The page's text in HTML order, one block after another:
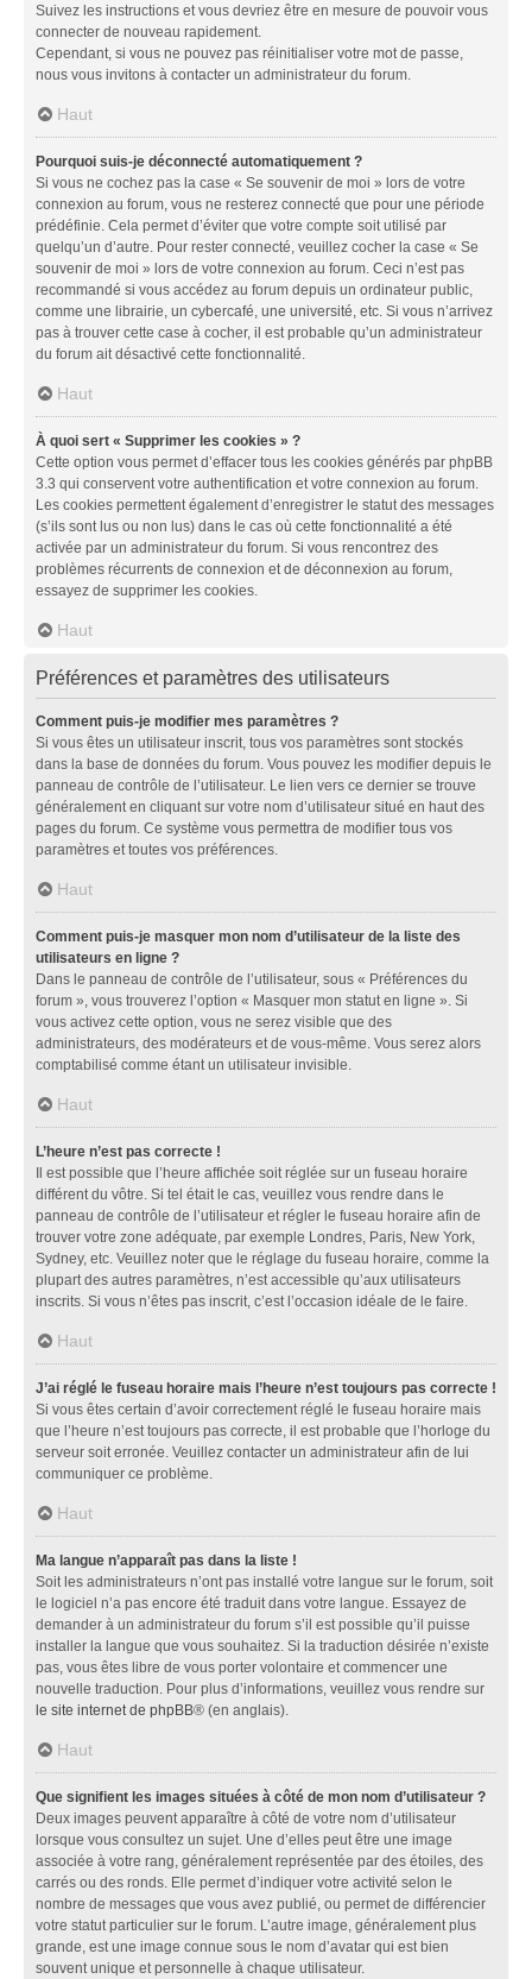
Suivez les instructions et vous devriez être en mesure de pouvoir vous
connecter de nouveau rapidement.
Cependant, si vous ne pouvez pas réinitialiser votre mot de passe,
nous vous invitons à contacter un administrateur du forum.
Haut
Pourquoi suis-je déconnecté automatiquement ?
Si vous ne cochez pas la case « Se souvenir de moi » lors de votre
connexion au forum, vous ne resterez connecté que pour une période
prédéfinie. Cela permet d’éviter que votre compte soit utilisé par
quelqu’un d’autre. Pour rester connecté, veuillez cocher la case « Se
souvenir de moi » lors de votre connexion au forum. Ceci n’est pas
recommandé si vous accédez au forum depuis un ordinateur public,
comme une librairie, un cybercafé, une université, etc. Si vous n’arrivez
pas à trouver cette case à cocher, il est probable qu’un administrateur
du forum ait désactivé cette fonctionnalité.
Haut
À quoi sert « Supprimer les cookies » ?
Cette option vous permet d’effacer tous les cookies générés par phpBB
3.3 qui conservent votre authentification et votre connexion au forum.
Les cookies permettent également d’enregistrer le statut des messages
(s’ils sont lus ou non lus) dans le cas où cette fonctionnalité a été
activée par un administrateur du forum. Si vous rencontrez des
problèmes récurrents de connexion et de déconnexion au forum,
essayez de supprimer les cookies.
Haut
Préférences et paramètres des utilisateurs
Comment puis-je modifier mes paramètres ?
Si vous êtes un utilisateur inscrit, tous vos paramètres sont stockés
dans la base de données du forum. Vous pouvez les modifier depuis le
panneau de contrôle de l’utilisateur. Le lien vers ce dernier se trouve
généralement en cliquant sur votre nom d’utilisateur situé en haut des
pages du forum. Ce système vous permettra de modifier tous vos
paramètres et toutes vos préférences.
Haut
Comment puis-je masquer mon nom d’utilisateur de la liste des
utilisateurs en ligne ?
Dans le panneau de contrôle de l’utilisateur, sous « Préférences du
forum », vous trouverez l’option « Masquer mon statut en ligne ». Si
vous activez cette option, vous ne serez visible que des
administrateurs, des modérateurs et de vous-même. Vous serez alors
comptabilisé comme étant un utilisateur invisible.
Haut
L’heure n’est pas correcte !
Il est possible que l’heure affichée soit réglée sur un fuseau horaire
différent du vôtre. Si tel était le cas, veuillez vous rendre dans le
panneau de contrôle de l’utilisateur et régler le fuseau horaire afin de
trouver votre zone adéquate, par exemple Londres, Paris, New York,
Sydney, etc. Veuillez noter que le réglage du fuseau horaire, comme la
plupart des autres paramètres, n’est accessible qu’aux utilisateurs
inscrits. Si vous n’êtes pas inscrit, c’est l’occasion idéale de le faire.
Haut
J’ai réglé le fuseau horaire mais l’heure n’est toujours pas correcte !
Si vous êtes certain d’avoir correctement réglé le fuseau horaire mais
que l’heure n’est toujours pas correcte, il est probable que l’horloge du
serveur soit erronée. Veuillez contacter un administrateur afin de lui
communiquer ce problème.
Haut
Ma langue n’apparaît pas dans la liste !
Soit les administrateurs n’ont pas installé votre langue sur le forum, soit
le logiciel n’a pas encore été traduit dans votre langue. Essayez de
demander à un administrateur du forum s’il est possible qu’il puisse
installer la langue que vous souhaitez. Si la traduction désirée n’existe
pas, vous êtes libre de vous porter volontaire et commencer une
nouvelle traduction. Pour plus d’informations, veuillez vous rendre sur
le site internet de phpBB® (en anglais).
Haut
Que signifient les images situées à côté de mon nom d’utilisateur ?
Deux images peuvent apparaître à côté de votre nom d’utilisateur
lorsque vous consultez un sujet. Une d’elles peut être une image
associée à votre rang, généralement représentée par des étoiles, des
carrés ou des ronds. Elle permet d’indiquer votre activité selon le
nombre de messages que vous avez publié, ou permet de différencier
votre statut particulier sur le forum. L’autre image, généralement plus
grande, est une image connue sous le nom d’avatar qui est bien
souvent unique et personnelle à chaque utilisateur.